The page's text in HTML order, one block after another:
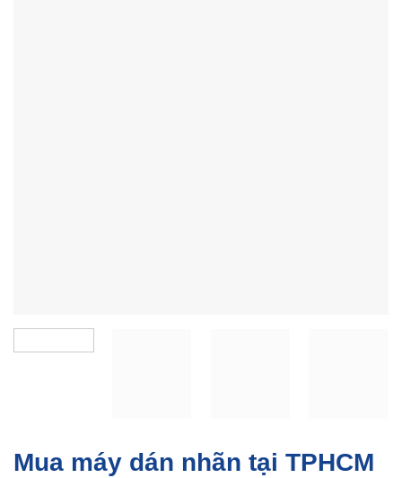
Mua máy dán nhãn tại TPHCM